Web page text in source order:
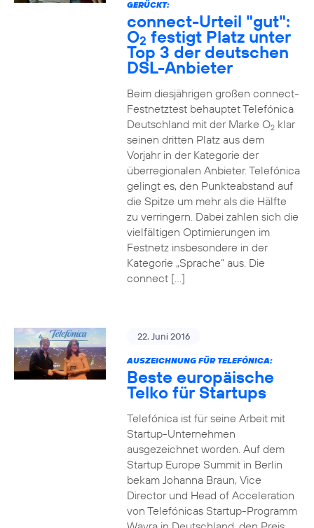
GERÜCKT:
connect-Urteil "gut":
O2 festigt Platz unter
Top 3 der deutschen
DSL-Anbieter
Beim diesjährigen großen connect-
Festnetztest behauptet Telefónica
Deutschland mit der Marke O2klar
seinen dritten Platz aus dem
Vorjahr in der Kategorie der
überregionalen Anbieter. Telefónica
gelingt es, den Punkteabstand auf
die Spitze um mehr als die Hälfte
zu verringern. Dabei zahlen sich die
vielfältigen Optimierungen im
Festnetz insbesondere in der
Kategorie „Sprache“ aus. Die
connect […]
22. Juni 2016
AUSZEICHNUNG FÜR TELEFÓNICA:
Beste europäische
Telko für Startups
Telefónica ist für seine Arbeit mit
Startup-Unternehmen
ausgezeichnet worden. Auf dem
Startup Europe Summit in Berlin
bekam Johanna Braun, Vice
Director und Head of Acceleration
von Telefónicas Startup-Programm